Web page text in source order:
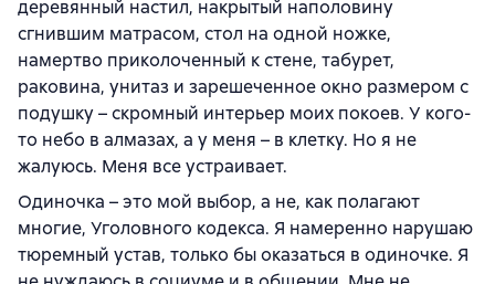
деревянный настил, накрытый наполовину
сгнившим матрасом, стол на одной ножке,
намертво приколоченный к стене, табурет,
раковина, унитаз и зарешеченное окно размером с
подушку – скромный интерьер моих покоев. У кого-
то небо в алмазах, а у меня – в клетку. Но я не
жалуюсь. Меня все устраивает.
Одиночка – это мой выбор, а не, как полагают
многие, Уголовного кодекса. Я намеренно нарушаю
тюремный устав, только бы оказаться в одиночке. Я